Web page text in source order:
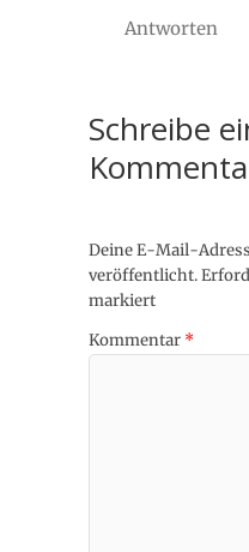
Antworten
Schreibe
Deine E-Mail-
veröffentlicht.
markiert
Kommentar *